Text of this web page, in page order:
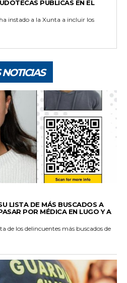
PÚBLICAS EN EL
instado a la Xunta a incluir los
LISTA DE MÁS BUSCADOS A
POR MÉDICA EN LUGO Y A
de los delincuentes más buscados de